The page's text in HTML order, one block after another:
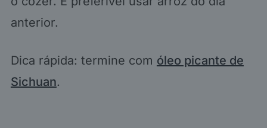
anterior.
Dica rápida: termine com óleo picante de
Sichuan.